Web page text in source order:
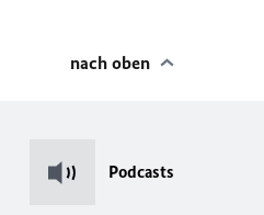
nach oben
Podcasts